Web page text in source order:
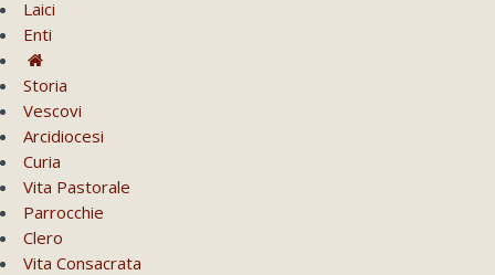
Laici
Enti
Storia
Vescovi
Arcidiocesi
Curia
Vita Pastorale
Parrocchie
Clero
Vita Consacrata